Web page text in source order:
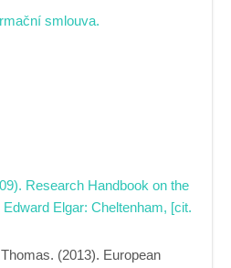
smlouva.
Research Handbook on the
Elgar: Cheltenham, [cit.
(2013). European